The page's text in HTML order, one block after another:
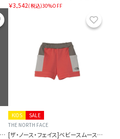
￥3,542(税込)30%OFF
お気に入り
[ザ・ノース・フェイス]ベビースムースグローショート
SALE
KIDS
THE NORTH FACE
[ザ・ノース・フェイス]ベビースムースグローショート